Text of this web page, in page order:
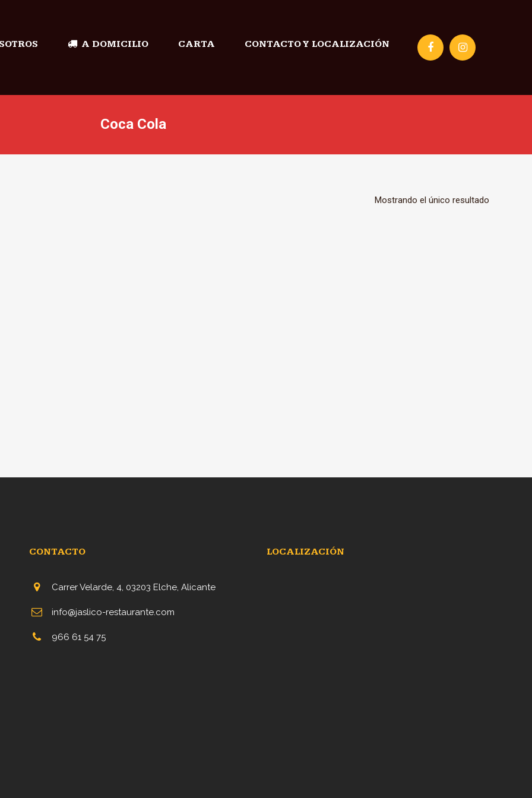
A DOMICILIO CARTA CONTACTO Y LOCALIZACIÓN
Coca Cola
Mostrando el único resultado
CONTACTO
Carrer Velarde, 4, 03203 Elche, Alicante
info@jaslico-restaurante.com
966 61 54 75
LOCALIZACIÓN